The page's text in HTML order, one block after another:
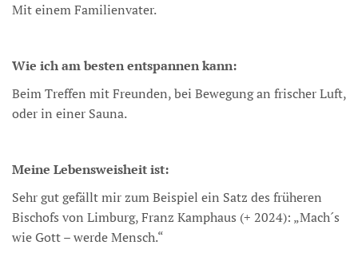
Mit einem Familienvater.
Wie ich am besten entspannen kann:
Beim Treffen mit Freunden, bei Bewegung an frischer Luft,
oder in einer Sauna.
Meine Lebensweisheit ist:
Sehr gut gefällt mir zum Beispiel ein Satz des früheren
Bischofs von Limburg, Franz Kamphaus (+ 2024): „Mach´s
wie Gott – werde Mensch.“